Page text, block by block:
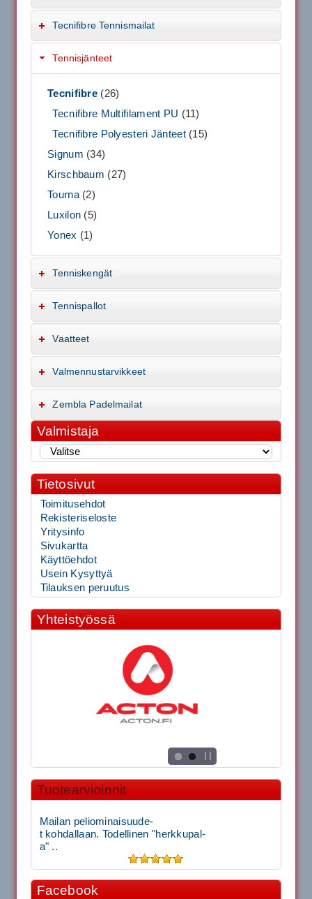
Tecnifibre Tennismailat
Tennisjänteet
Tecnifibre (26)
Tecnifibre Multifilament PU (11)
Tecnifibre Polyesteri Jänteet(15)
Signum (34)
Kirschbaum (27)
Tourna(2)
Luxilon (5)
Yonex (1)
Tenniskengät
Tennispallot
Vaatteet
Valmennustarvikkeet
Zembla Padelmailat
Valmistaja
Tietosivut
Toimitusehdot
Rekisteriseloste
Yritysinfo
Sivukartta
Käyttöehdot
Usein Kysyttyä
Tilauksen peruutus
Yhteistyössä
Tuotearvioinnit
Mailan peliominaisuude-
t kohdallaan. Todellinen "herkkupal-
a" ..
Facebook